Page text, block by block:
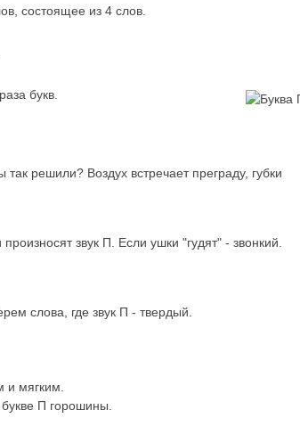
состоящее из 4 слов.
букв.
решили? Воздух встречает преграду, губки
звук П. Если ушки "гудят" - звонкий.
слова, где звук П - твердый.
и мягким.
П горошины.